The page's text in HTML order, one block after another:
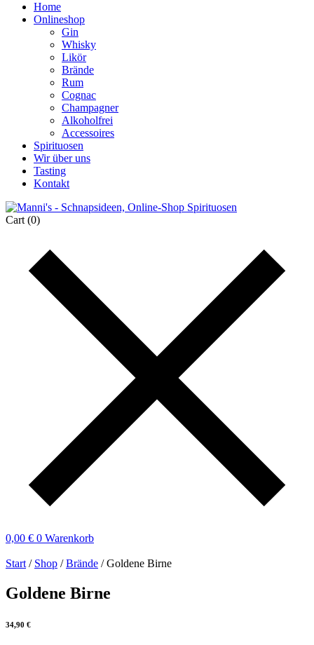
Home
Onlineshop
Gin
Whisky
Likör
Brände
Rum
Cognac
Champagner
Alkoholfrei
Accessoires
Spirituosen
Wir über uns
Tasting
Kontakt
Cart (0)
0,00 € 0 Warenkorb
Start / Shop /Brände / Goldene Birne
Goldene Birne
34,90 €